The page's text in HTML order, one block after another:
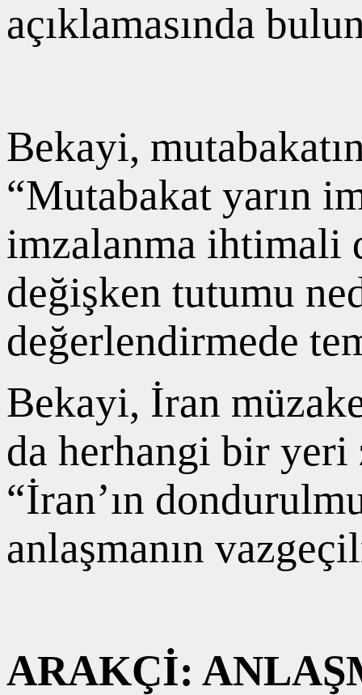
açıklamasında
Bekayi,
“Mutabakat yarın
imzalanma ihtimali
değişken tutumu
değerlendirmede
Bekayi, İran
da herhangi bir yeri
“İran’ın
anlaşmanın
ARAKÇİ: